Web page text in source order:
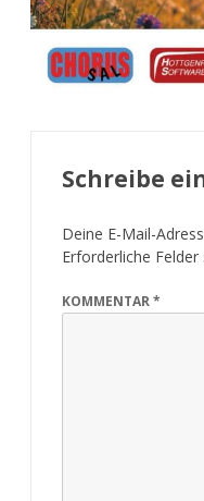
Schreibe
Deine E-Mail-
Erforderliche
KOMMENTAR*